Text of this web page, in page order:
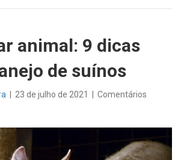
animal: 9 dicas
de suínos
23 de julho de 2021
Comentários